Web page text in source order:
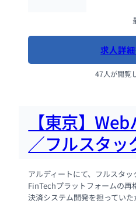
求人詳
47人が閲覧
【東京】
／フルスタッ
アルディートにて、フルスタッ
FinTechプラットフォームの再
決済システム開発を担っていた